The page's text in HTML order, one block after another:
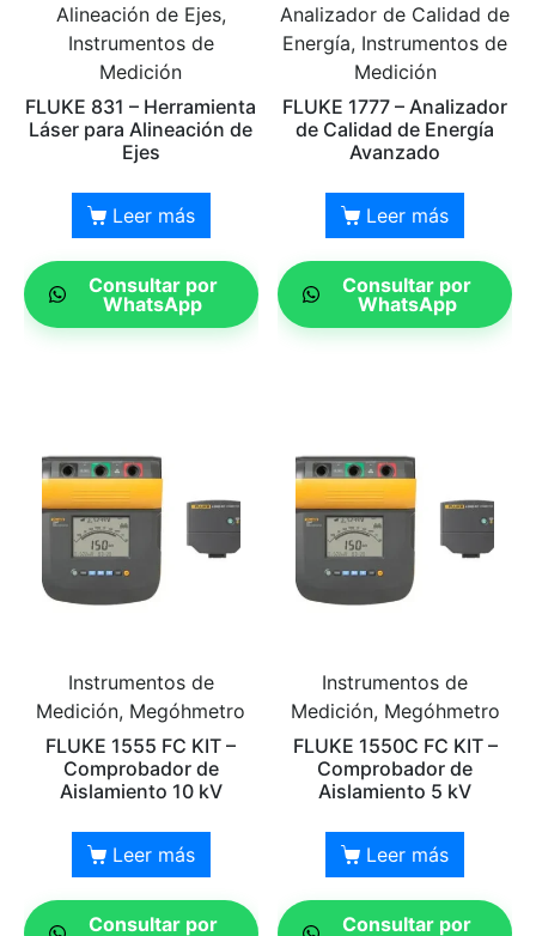
Alineación de Ejes,
Instrumentos de
Medición
FLUKE 831 – Herramienta
Láser para Alineación de
Ejes
Leer más
Consultar por
WhatsApp
Analizador de Calidad de
Energía, Instrumentos de
Medición
FLUKE 1777 – Analizador
de Calidad de Energía
Avanzado
Leer más
Consultar por
WhatsApp
Instrumentos de
Medición, Megóhmetro
FLUKE 1555 FC KIT –
Comprobador de
Aislamiento 10 kV
Leer más
Consultar por
Instrumentos de
Medición, Megóhmetro
FLUKE 1550C FC KIT –
Comprobador de
Aislamiento 5 kV
Leer más
Consultar por